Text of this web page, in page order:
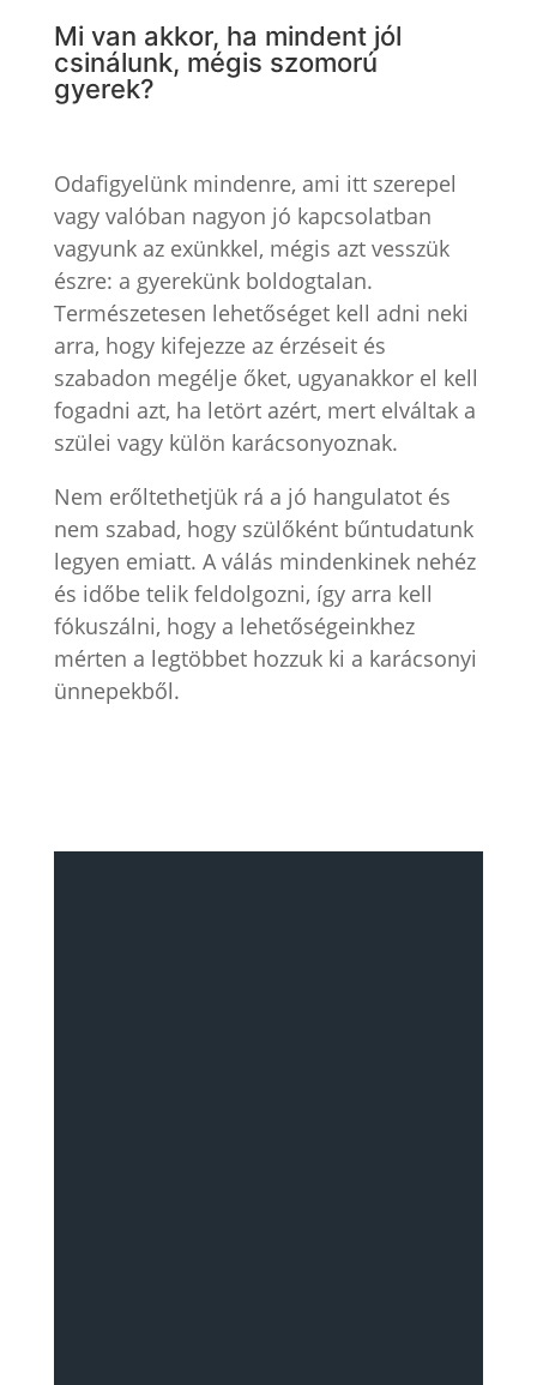
Mi van akkor, ha mindent jól
csinálunk, mégis szomorú
gyerek?
Odafigyelünk mindenre, ami itt szerepel
vagy valóban nagyon jó kapcsolatban
vagyunk az exünkkel, mégis azt vesszük
észre: a gyerekünk boldogtalan.
Természetesen lehetőséget kell adni neki
arra, hogy kifejezze az érzéseit és
szabadon megélje őket, ugyanakkor el kell
fogadni azt, ha letört azért, mert elváltak a
szülei vagy külön karácsonyoznak.
Nem erőltethetjük rá a jó hangulatot és
nem szabad, hogy szülőként bűntudatunk
legyen emiatt. A válás mindenkinek nehéz
és időbe telik feldolgozni, így arra kell
fókuszálni, hogy a lehetőségeinkhez
mérten a legtöbbet hozzuk ki a karácsonyi
ünnepekből.